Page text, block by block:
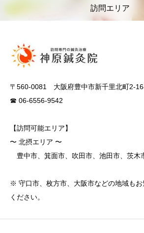
訪問エリア
〒560-0081 大阪府豊中市新千里北町2-
☎ 06-6556-9542
【訪問可能エリア】
〜 北摂エリア 〜
豊中市、箕面市、吹田市、池田市、茨木
※ 守口市、枚方市、大阪市などの地域も
ください。